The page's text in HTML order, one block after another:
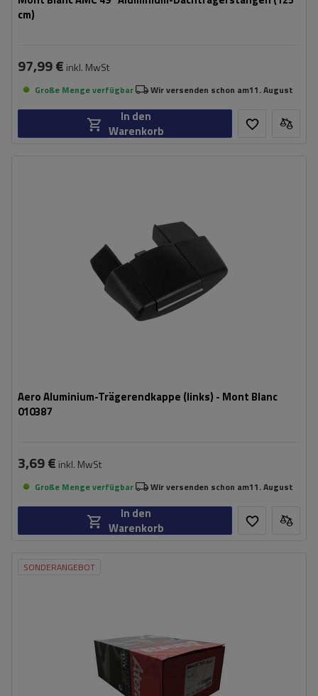
cm)
97,99 € inkl. MwSt
Große Menge verfügbar Wir versenden schon am11. August
In den
Warenkorb
Aero Aluminium-Trägerendkappe (links) - Mont Blanc
010387
3,69 € inkl. MwSt
Große Menge verfügbar Wir versenden schon am11. August
In den
Warenkorb
SONDERANGEBOT